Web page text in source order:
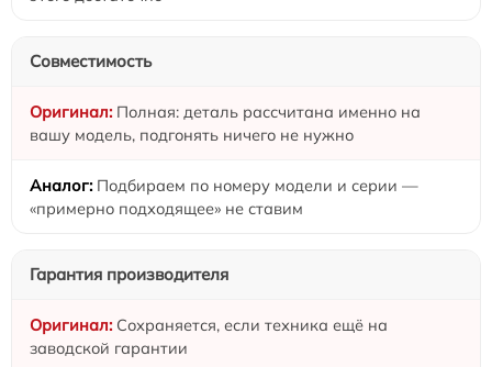
Совместимость
Полная: деталь рассчитана именно на
вашу модель, подгонять ничего не нужно
Подбираем по номеру модели и серии —
«примерно подходящее» не ставим
Гарантия производителя
Сохраняется, если техника ещё на
заводской гарантии